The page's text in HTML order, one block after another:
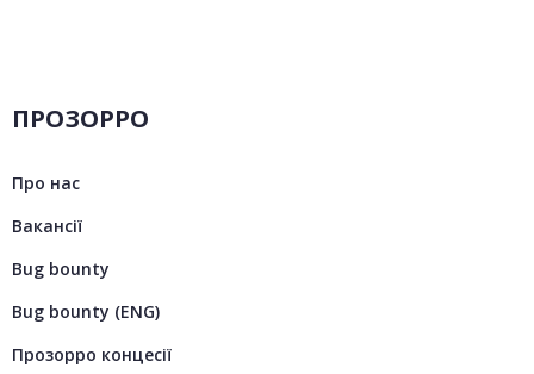
ПРОЗОРРО
Про нас
Вакансії
Bug bounty
Bug bounty (ENG)
Прозорро концесії